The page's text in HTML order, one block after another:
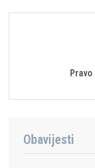
Obavijesti